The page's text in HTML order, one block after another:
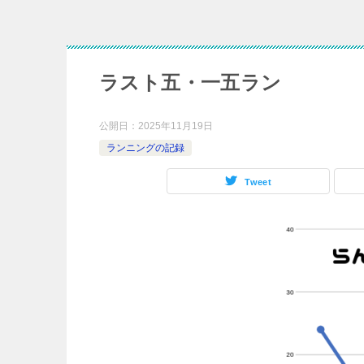
ラスト五・一五ラン
公開日： 2025年11月19日
ランニングの記録
Tweet